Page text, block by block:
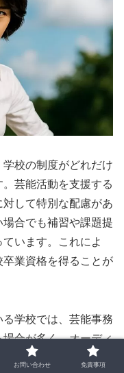
校の制度がどれだけ
芸能活動を支援する
して特別な配慮があ
合でも補習や課題提
います。これによ
業資格を得ることが
学校では、芸能事務
合が多く、オーディ
進められる環境が整
お問い合わせ 免責事項